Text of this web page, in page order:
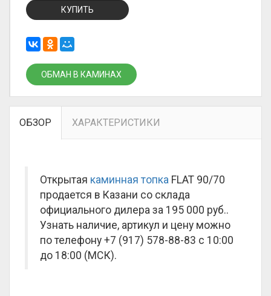
КУПИТЬ
ОБМАН В КАМИНАХ
ОБЗОР ХАРАКТЕРИСТИКИ
Открытая каминная топка FLAT 90/70
продается в Казани со склада
официального дилера за 195 000 руб..
Узнать наличие, артикул и цену можно
по телефону +7 (917) 578-88-83 с 10:00
до 18:00 (МСК).